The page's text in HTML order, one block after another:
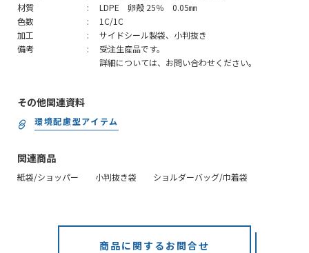
材質
LDPE 卵殻 25％ 0.05㎜
色数
1C/1C
加工
サイドシール製袋、小判抜き
備考
受注生産品です。
詳細については、お問い合わせください。
その他関連資料
環境配慮型アイテム
関連商品
紙袋/ショッパー 小判抜き袋 ショルダーバッグ/巾着袋
商品に関するお問合せ